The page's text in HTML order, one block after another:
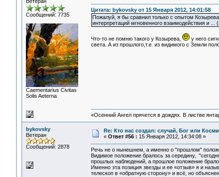
Сообщений: 7735
Сaementarius Civitas
Solis Aeterna
Цитата: bykovsky от 15 Января 2012, 14:01:58
Пожалуй, я бы сравнил только с опытом
интерпретаций мгновенного взаимодействия и
Что-то не помню такого у Козырева,
у него
света. А из прошлого,т.е. из видимого с Земли
«Осенний Ангел прячется в дождях. В листве
bykovsky
Ветеран
Сообщений: 2878
Re: Кто нас создал: случай, Бог или
« Ответ #56 : 15 Января 2012, 14:34:08 »
Речь не о нынешнем, а именно о "прошлом"
Видимое положение бралось за середину,
прошлых наблюдений, а прошлое положение
Именно эта позиция звезды и ее «отзыв» я и
телескоп в «обратную сторону» и всё, но